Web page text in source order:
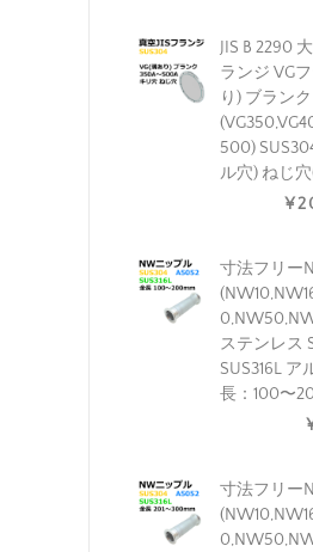
JIS B 2290
ランジ VG
り) ブランク
500)
ル穴) ねじ
寸法フリー
ステンレス
SUS316L ア
長：100〜
寸法フリー